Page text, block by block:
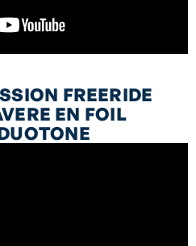
FREERIDE
EN FOIL